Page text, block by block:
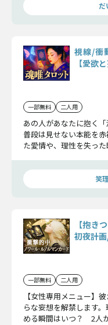
だ
視線/衝
【愛欲
一部無料 二人用
あの人があなたに抱く
普段は見せない本能を
た愛情や、理性を失っ
笑
【抱き
初夜計
一部無料 二人用
【女性専用メニュー】
らな妄想を解禁します
める瞬間はいつ？ 2人